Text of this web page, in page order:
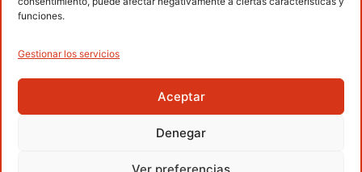
funciones.
Gestionar los servicios
Aceptar
Denegar
Ver preferencias
nieve
Copyright © 2026 Federación Española de Deportes de
Montaña y Escalada | Desarrollado porTOOOLS